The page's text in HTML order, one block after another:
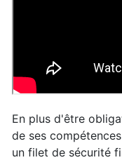
En plus d'être
de ses
un filet de sécurité